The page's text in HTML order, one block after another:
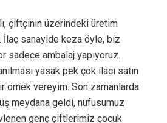
çiftçinin üzerindeki üretim
sanayide keza öyle, biz
sadece ambalaj yapıyoruz.
yasak pek çok ilacı satın
örnek vereyim. Son zamanlarda
meydana geldi, nüfusumuz
genç çiftlerimiz çocuk